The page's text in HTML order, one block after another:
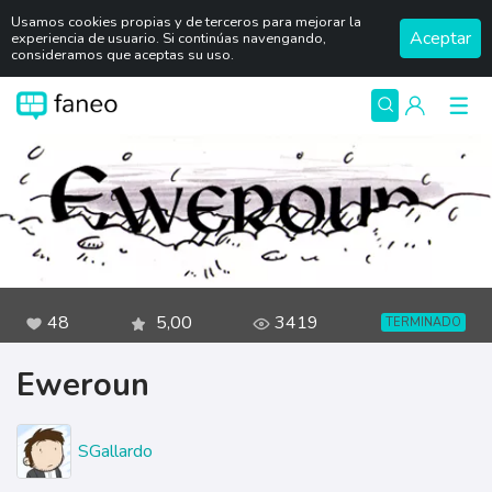
Usamos cookies propias y de terceros para mejorar la
experiencia de usuario. Si continúas navengando,
consideramos que aceptas su uso.
Aceptar
48 5,00 3419 TERMINADO
Eweroun
SGallardo